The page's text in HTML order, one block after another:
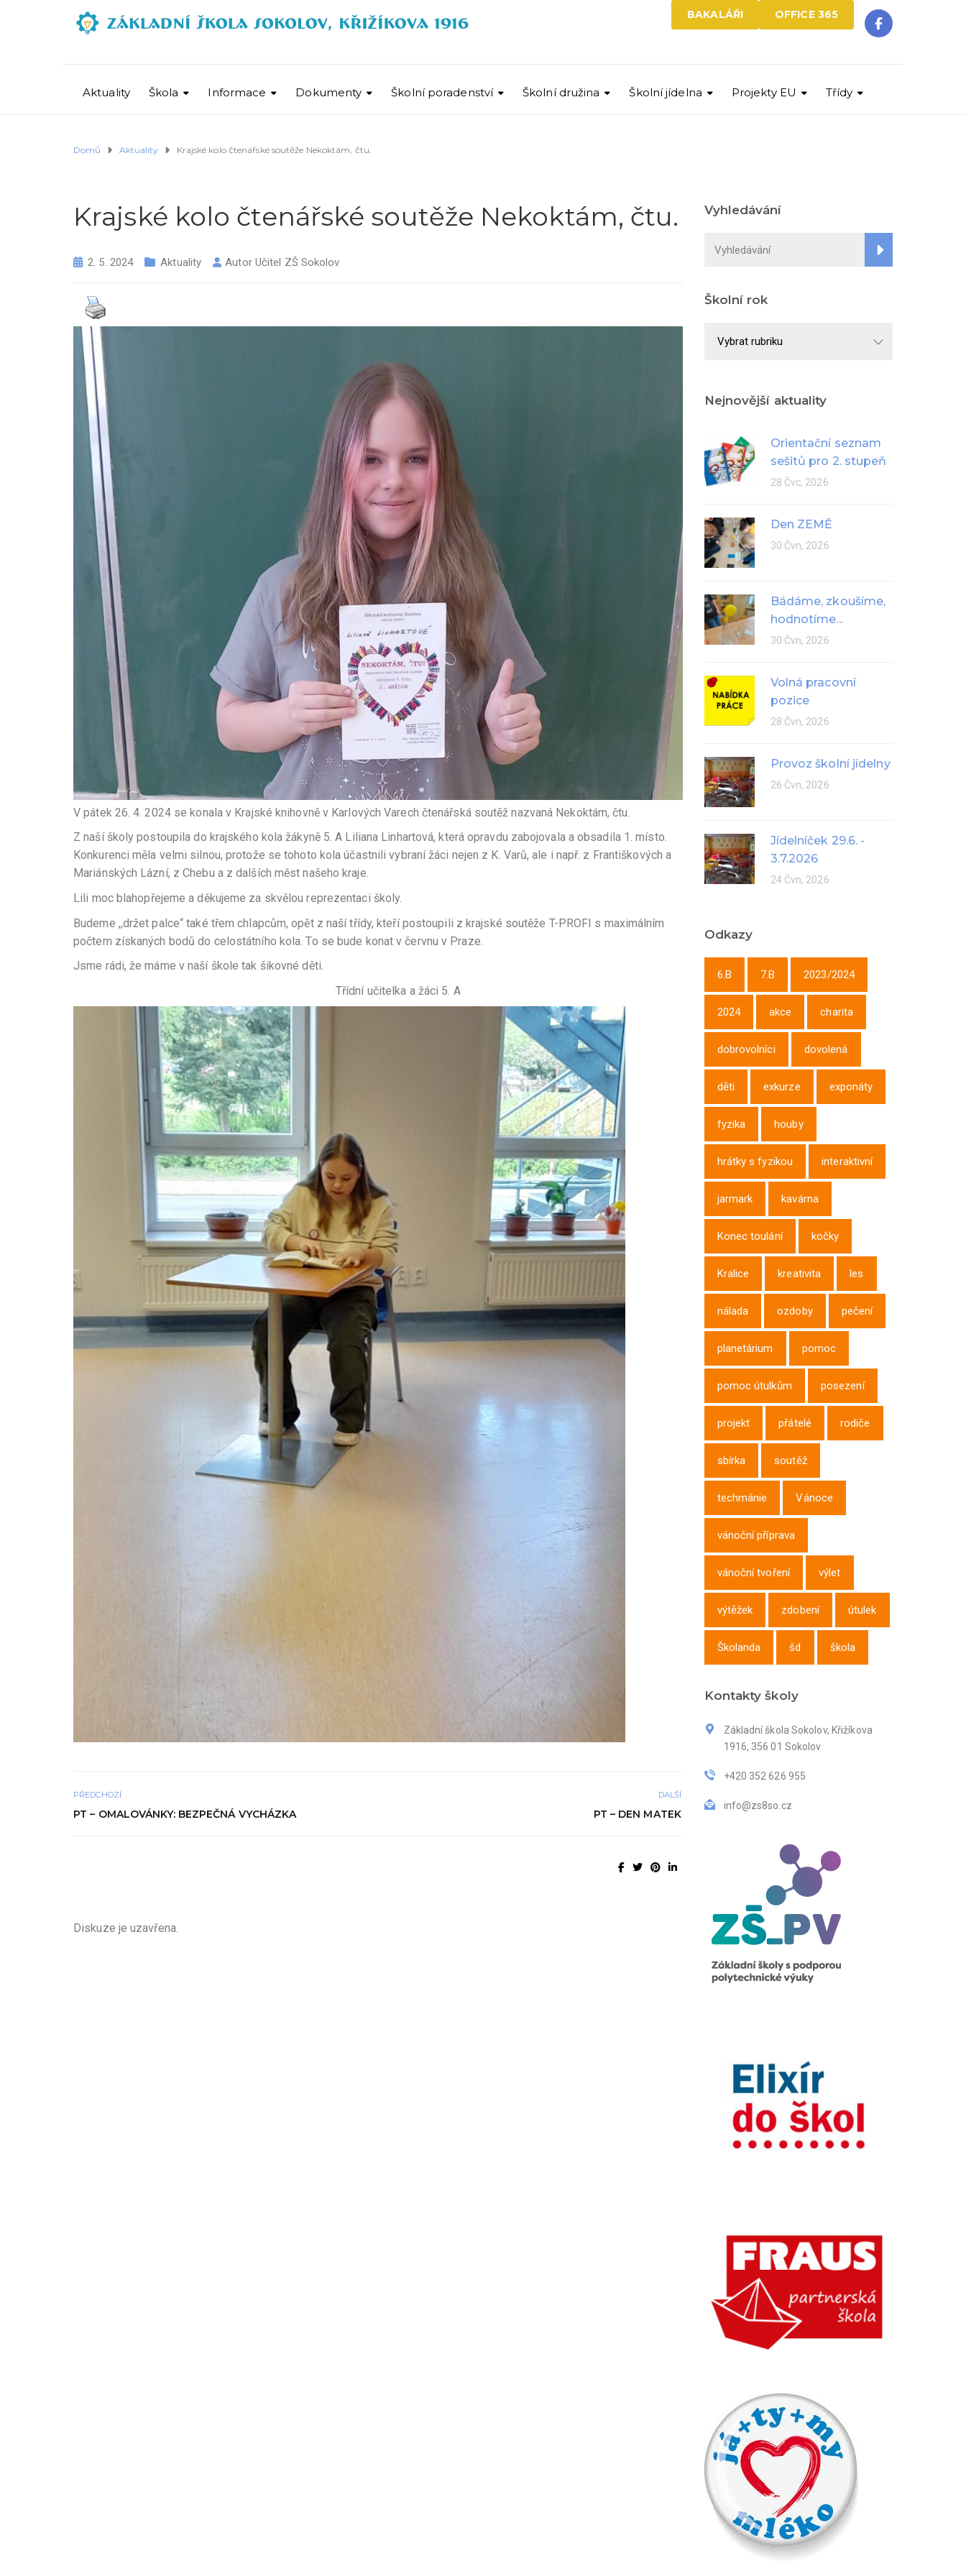
OFFICE 365
BAKALÁŘI
Aktuality Škola Informace Dokumenty Školní poradenství Školní družina Školní jídelna Projekty EU Třídy
Domů Aktuality Krajské kolo čtenářské soutěže Nekoktám, čtu.
Krajské kolo čtenářské soutěže Nekoktám, čtu.
2. 5. 2024 Aktuality Autor Učitel ZŠ Sokolov
V pátek 26. 4. 2024 se konala v Krajské knihovně v Karlových Varech čtenářská soutěž nazvaná Nekoktám, čtu.
Z naší školy postoupila do krajského kola žákyně 5. A Liliana Linhartová, která opravdu zabojovala a obsadila 1. místo.
Konkurenci měla velmi silnou, protože se tohoto kola účastnili vybraní žáci nejen z K. Varů, ale i např. z Františkových a
Mariánských Lázní, z Chebu a z dalších měst našeho kraje.
Lili moc blahopřejeme a děkujeme za skvělou reprezentaci školy.
Budeme ,,držet palce“ také třem chlapcům, opět z naší třídy, kteří postoupili z krajské soutěže T-PROFI s maximálním
počtem získaných bodů do celostátního kola. To se bude konat v červnu v Praze.
Jsme rádi, že máme v naší škole tak šikovné děti.
Třídní učitelka a žáci 5. A
PŘEDCHOZÍ
PT – OMALOVÁNKY: BEZPEČNÁ VYCHÁZKA
DALŠÍ
PT – DEN MATEK
Diskuze je uzavřena.
Vyhledávání
Školní rok
Nejnovější aktuality
Orientační seznam
sešitů pro 2. stupeň
28 Čvc, 2026
Den ZEMĚ
30 Čvn, 2026
Bádáme, zkoušíme,
hodnotíme...
30 Čvn, 2026
Volná pracovní
pozice
28 Čvn, 2026
Provoz školní jídelny
26 Čvn, 2026
Jídelníček 29.6. -
3.7.2026
24 Čvn, 2026
Odkazy
6.B 7.B 2023/2024
2024 akce charita
dobrovolníci dovolená
děti exkurze exponáty
fyzika houby
hrátky s fyzikou interaktivní
jarmark kavárna
Konec toulání kočky
Kralice kreativita les
nálada ozdoby pečení
planetárium pomoc
pomoc útulkům posezení
projekt přátelé rodiče
sbírka soutěž
techmánie Vánoce
vánoční příprava
vánoční tvoření výlet
výtěžek zdobení útulek
Školanda šd škola
Kontakty školy
Základní škola Sokolov, Křižíkova
1916, 356 01 Sokolov
+420 352 626 955
info@zs8so.cz